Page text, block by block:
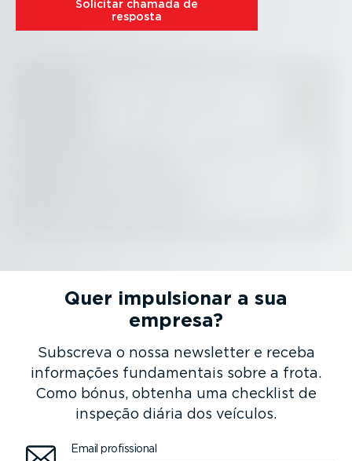
Solicitar chamada de
resposta
Quer impulsionar a sua
empresa?
Subscreva o nossa newsletter e receba
informações funda­mentais sobre a frota.
Como bónus, obtenha uma checklist de
inspeção diária dos veículos.
Email profis­sional